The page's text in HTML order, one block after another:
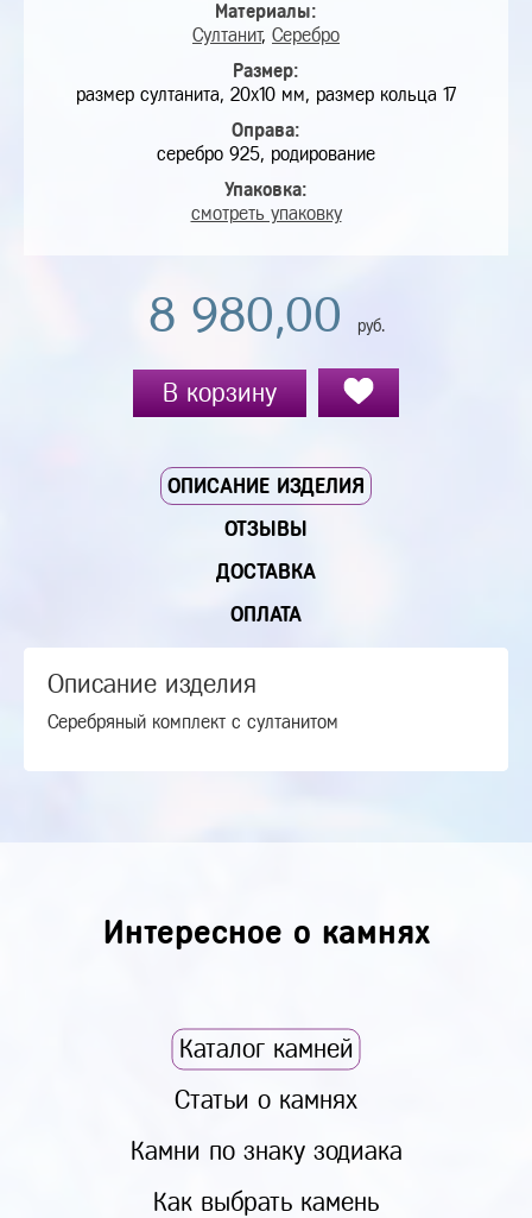
Материалы:
Султанит, Серебро
Размер:
размер султанита, 20х10 мм, размер кольца 17
Оправа:
серебро 925, родирование
Упаковка:
смотреть упаковку
8 980,00 руб.
В корзину
ОПИСАНИЕ ИЗДЕЛИЯ
ОТЗЫВЫ
ДОСТАВКА
ОПЛАТА
Описание изделия
Серебряный комплект с султанитом
Интересное о камнях
Каталог камней
Статьи о камнях
Камни по знаку зодиака
Как выбрать камень